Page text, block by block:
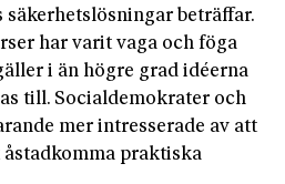
säkerhetslösningar beträffar.
har varit vaga och föga
i än högre grad idéerna
till. Socialdemokrater och
mer intresserade av att
praktiska